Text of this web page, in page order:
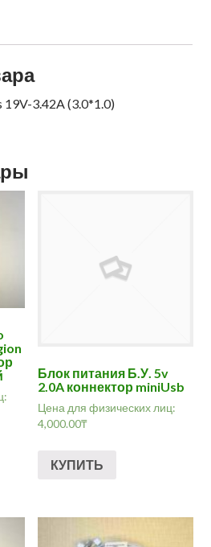
19V-3.42A (3.0*1.0)
Блок питания Б.У. 5v
2.0A коннектор miniUsb
Цена для физических лиц:
4,000.00₸
КУПИТЬ